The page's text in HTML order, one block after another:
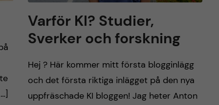
Varför KI? Studier,
Sverker och forskning
Hej ? Här kommer mitt första blogginlägg
och det första riktiga inlägget på den nya
uppfräschade KI bloggen! Jag heter Anton